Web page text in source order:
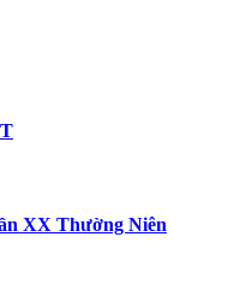
XX Thường Niên